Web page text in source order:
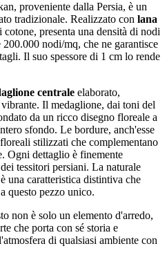
proveniente dalla Persia, è un
tradizionale. Realizzato con lana
presenta una densità di nodi
nodi/mq, che ne garantisce
Il suo spessore di 1 cm lo rende
centrale elaborato,
Il medaglione, dai toni del
da un ricco disegno floreale a
sfondo. Le bordure, anch'esse
stilizzati che complementano
Ogni dettaglio è finemente
tessitori persiani. La naturale
una caratteristica distintiva che
questo pezzo unico.
non è solo un elemento d'arredo,
che porta con sé storia e
di qualsiasi ambiente con